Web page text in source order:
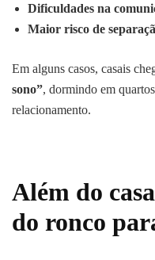
Dificuldades na
Maior risco de
Em alguns casos, casais
sono”, dormindo em
relacionamento.
Além do
do ronco